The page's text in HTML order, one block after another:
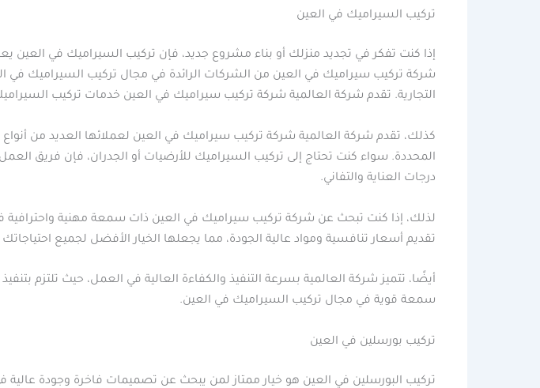
تركيب السيراميك في العين
إذا كنت تفكر في تجديد منزلك أو بناء مشروع جديد، فإن تركيب السيراميك في العين
شركة تركيب سيراميك في العين من الشركات الرائدة في مجال تركيب السيراميك في
التجارية. تقدم شركة العالمية شركة تركيب سيراميك في العين خدمات تركيب
كذلك، تقدم شركة العالمية شركة تركيب سيراميك في العين لعملائها العديد من أنواع
المحددة. سواء كنت تحتاج إلى تركيب السيراميك للأرضيات أو الجدران، فإن
درجات العناية والتفاني.
لذلك، إذا كنت تبحث عن شركة تركيب سيراميك في العين ذات سمعة مهنية واحترافية
تقديم أسعار تنافسية ومواد عالية الجودة، مما يجعلها الخيار الأفضل لجميع
أيضًا، تتميز شركة العالمية بسرعة التنفيذ والكفاءة العالية في العمل، حيث
سمعة قوية في مجال تركيب السيراميك في العين.
تركيب بورسلين في العين
تركيب البورسلين في العين هو خيار ممتاز لمن يبحث عن تصميمات فاخرة وجودة عالية